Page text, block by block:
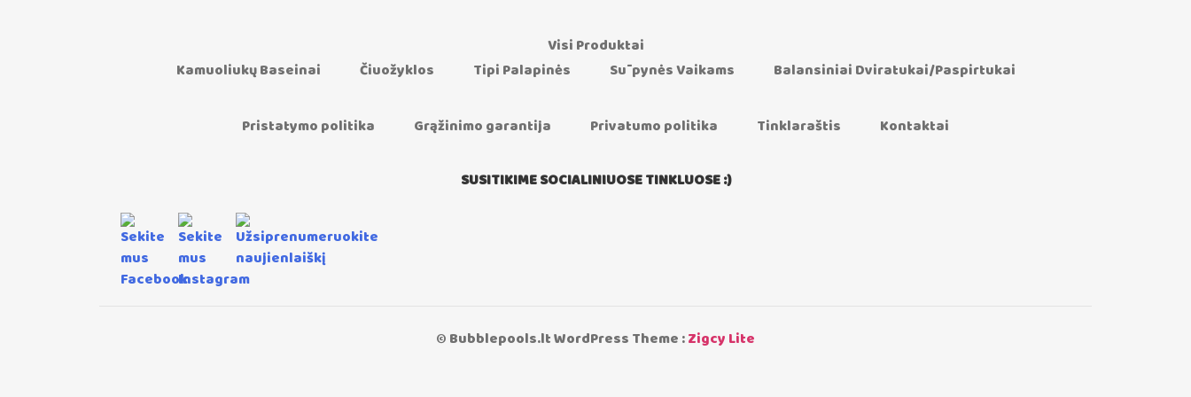
Visi Produktai
Kamuoliukų Baseinai
Čiuožyklos Tipi Palapinės Sūpynės Vaikams Balansiniai Dviratukai/Paspirtukai
Pristatymo politika Grąžinimo garantija Privatumo politika Tinklaraštis Kontaktai
SUSITIKIME SOCIALINIUOSE TINKLUOSE :)
© Bubblepools.lt WordPress Theme :Zigcy Lite